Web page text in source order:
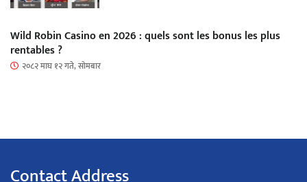
Wild Robin Casino en 2026 : quels sont les bonus les plus
rentables ?
२०८२ माघ १२ गते, सोमबार
Contact Address